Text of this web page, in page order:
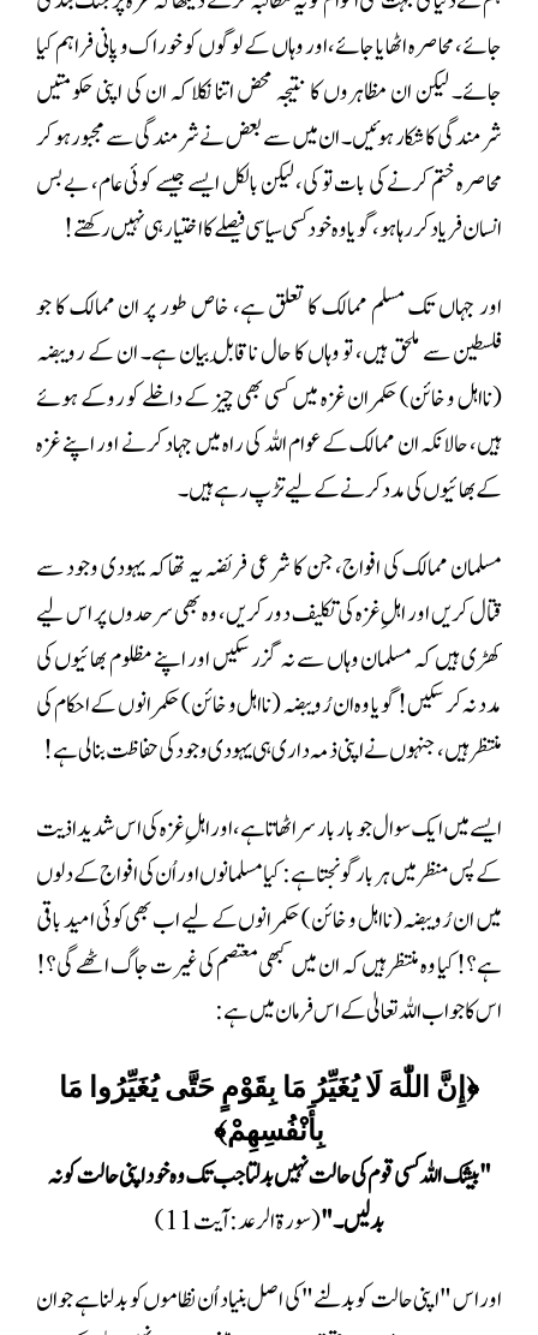
جائے، محاصرہ اٹھایا جائے، اور وہاں کے لوگوں کو خوراک و پانی فراہم کیا
جائے۔ لیکن ان مظاہروں کا نتیجہ محض اتنا نکلا کہ ان کی اپنی حکومتیں
شرمندگی کا شکار ہوئیں۔ ان میں سے بعض نے شرمندگی سے مجبور ہو کر
محاصرہ ختم کرنے کی بات تو کی، لیکن بالکل ایسے جیسے کوئی عام، بے بس
انسان فریاد کر رہا ہو، گویا وہ خود کسی سیاسی فیصلے کا اختیار ہی نہیں رکھتے!
اور جہاں تک مسلم ممالک کا تعلق ہے، خاص طور پر ان ممالک کا جو
فلسطین سے ملحق ہیں، تو وہاں کا حال ناقابلِ بیان ہے۔ ان کے رویبضہ
(نااہل و خائن) حکمران غزہ میں کسی بھی چیز کے داخلے کو روکے ہوئے
ہیں، حالانکہ ان ممالک کے عوام اللہ کی راہ میں جہاد کرنے اور اپنے غزہ
کے بھائیوں کی مدد کرنے کے لیے تڑپ رہے ہیں۔
مسلمان ممالک کی افواج، جن کا شرعی فریضہ یہ تھا کہ یہودی وجود سے
قتال کریں اور اہلِ غزہ کی تکلیف دور کریں، وہ بھی سرحدوں پر اس لیے
کھڑی ہیں کہ مسلمان وہاں سے نہ گزر سکیں اور اپنے مظلوم بھائیوں کی
مدد نہ کر سکیں! گویا وہ ان رُويبضہ (نااہل و خائن) حکمرانوں کے احکام کی
منتظر ہیں، جنہوں نے اپنی ذمہ داری ہی یہودی وجود کی حفاظت بنا لی ہے!
ایسے میں ایک سوال جو بار بار سر اٹھاتا ہے، اور اہلِ غزہ کی اس شدید اذیت
کے پس منظر میں ہر بار گونجتا ہے: کیا مسلمانوں اور اُن کی افواج کے دلوں
میں ان رُويبضہ (نااہل و خائن) حکمرانوں کے لیے اب بھی کوئی امید باقی
ہے؟! کیا وہ منتظر ہیں کہ ان میں کبھی معتصم کی غیرت جاگ اٹھے گی؟!
اس کا جواب اللہ تعالیٰ کے اس فرمان میں ہے:
﴿إِنَّ اللّٰهَ لَا يُغَيِّرُ مَا بِقَوْمٍ حَتَّى يُغَيِّرُوا مَا
بِأَنْفُسِهِمْ﴾
"بیشک اللہ کسی قوم کی حالت نہیں بدلتا جب تک وہ خود اپنی حالت کو نہ
بدلیں۔"(سورۃ الرعد : آیت 11)
اور اس "اپنی حالت کو بدلنے" کی اصل بنیاد اُن نظاموں کو بدلنا ہے جو ان